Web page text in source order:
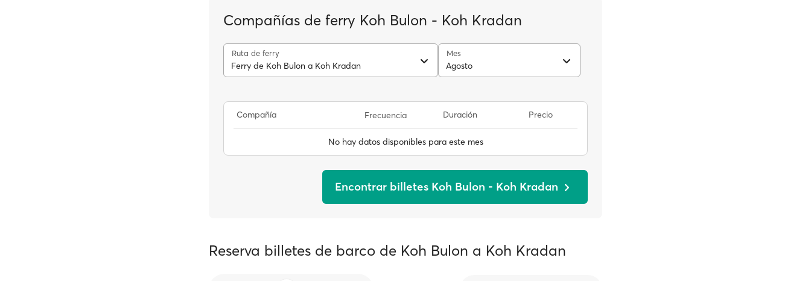
Compañías de ferry Koh Bulon - Koh Kradan
Ruta de ferry
Ferry de Koh Bulon a Koh Kradan
Mes
Agosto
Compañía Frecuencia Duración Precio
No hay datos disponibles para este mes
Encontrar billetes Koh Bulon - Koh Kradan
Reserva billetes de barco de Koh Bulon a Koh Kradan